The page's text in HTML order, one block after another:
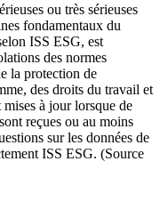
ou très sérieuses
fondamentaux du
ISS ESG, est
des normes
la protection de
des droits du travail et
à jour lorsque de
reçues ou au moins
sur les données de
ISS ESG. (Source